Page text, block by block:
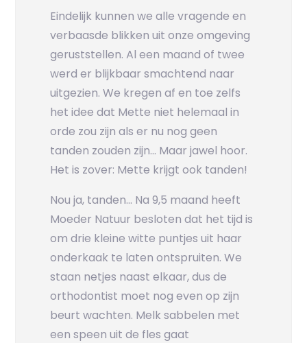
Eindelijk kunnen we alle vragende en
verbaasde blikken uit onze omgeving
geruststellen. Al een maand of twee
werd er blijkbaar smachtend naar
uitgezien. We kregen af en toe zelfs
het idee dat Mette niet helemaal in
orde zou zijn als er nu nog geen
tanden zouden zijn… Maar jawel hoor.
Het is zover: Mette krijgt ook tanden!
Nou ja, tanden… Na 9,5 maand heeft
Moeder Natuur besloten dat het tijd is
om drie kleine witte puntjes uit haar
onderkaak te laten ontspruiten. We
staan netjes naast elkaar, dus de
orthodontist moet nog even op zijn
beurt wachten. Melk sabbelen met
een speen uit de fles gaat